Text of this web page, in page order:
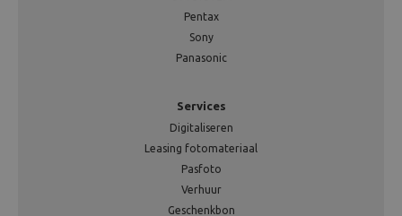
Pentax
Sony
Panasonic
Services
Digitaliseren
Leasing fotomateriaal
Pasfoto
Verhuur
Geschenkbon